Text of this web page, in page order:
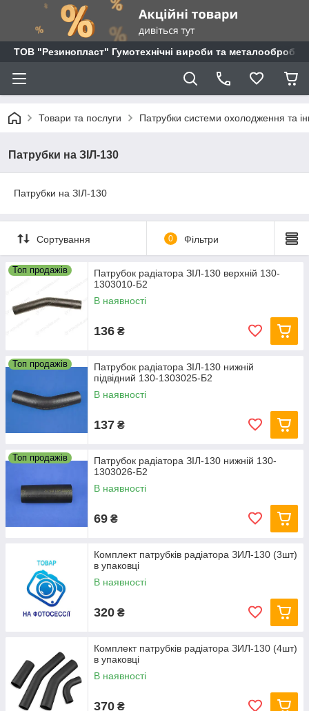
ТОВ "Резинопласт" Гумотехнічні вироби та металообробка
Товари та послуги Патрубки системи охолодження та
Патрубки на ЗІЛ-130
Патрубки на ЗІЛ-130
Сортування 0 Фільтри
Топ продажів
Патрубок радіатора ЗІЛ-130 верхній 130-
1303010-Б2
В наявності
136 ₴
Топ продажів
Патрубок радіатора ЗІЛ-130 нижній
підвідний 130-1303025-Б2
В наявності
137 ₴
Топ продажів
Патрубок радіатора ЗІЛ-130 нижній 130-
1303026-Б2
В наявності
69 ₴
Комплект патрубків радіатора ЗИЛ-130 (3шт)
в упаковці
В наявності
320 ₴
Комплект патрубків радіатора ЗИЛ-130 (4шт)
в упаковці
В наявності
370 ₴